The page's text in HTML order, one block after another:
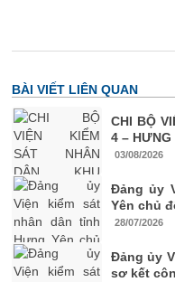
BÀI VIẾT LIÊN QUAN
CHI BỘ
4 –
03/08/2026
Đảng ủy
Yên chủ
28/07/2026
Đảng ủy
sơ kết